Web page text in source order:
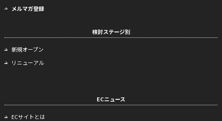
メルマガ登録
検討ステージ別
新規オープン
リニューアル
ECニュース
ECサイトとは